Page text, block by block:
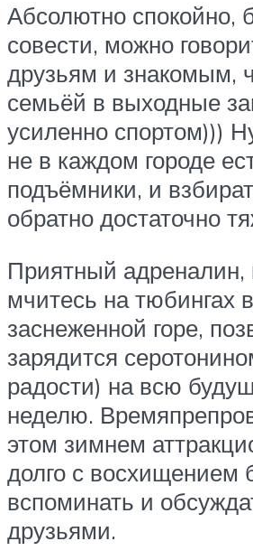
Абсолютно спокойно,
совести, можно
друзьям и знакомым,
семьёй в выходные
усиленно спортом)))
не в каждом городе
подъёмники, и
обратно достаточно
Приятный адреналин,
мчитесь на тюбингах
заснеженной горе,
зарядится
радости) на всю
неделю.
этом зимнем
долго с восхищением
вспоминать и
друзьями.